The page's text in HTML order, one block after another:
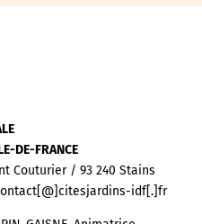
DE-FRANCE
Couturier / 93 240 Stains
idf[.]fr